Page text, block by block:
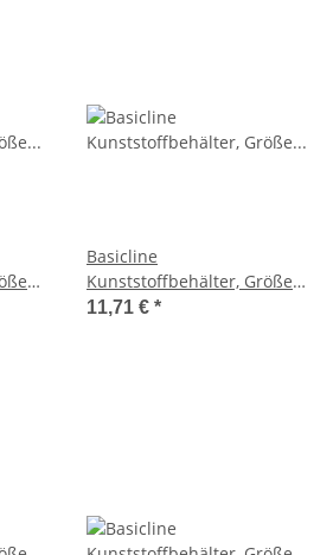
Basicline
Kunststoffbehälter, Größe
60x40x12cm auf Europalette
11,71 € *